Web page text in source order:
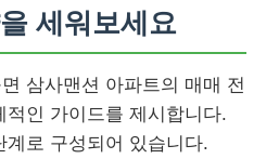
세워보세요
삼사맨션 아파트의 매매 전
적인 가이드를 제시합니다.
계로 구성되어 있습니다.